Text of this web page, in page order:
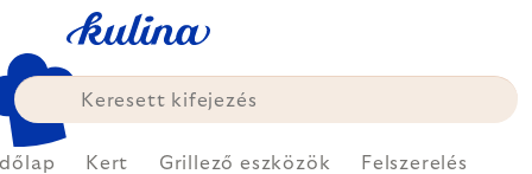
fő
tartalomhoz
Kert Grillező eszközök Felszerelés